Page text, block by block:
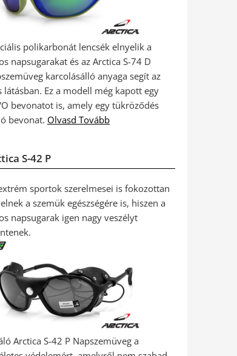
polikarbonát lencsék elnyelik a
napsugarakat és az Arctica S-74 D
karcolásálló anyaga segít az
látásban. Ez a modell még kapott egy
bevonatot is, amely egy tükröződés
bevonat. Olvasd Tovább
S-42 P
sportok szerelmesei is fokozottan
a szemük egészségére is, hiszen a
napsugarak igen nagy veszélyt
Arctica S-42 P Napszemüveg a